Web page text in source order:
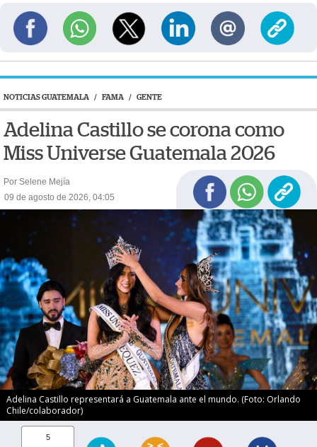
NOTICIAS GUATEMALA / FAMA / GENTE
Adelina Castillo se corona como
Miss Universe Guatemala 2026
Por Selene Mejía
09 de agosto de 2026, 04:05
Adelina Castillo representará a Guatemala ante el mundo. (Foto: Orlando
Chile/colaborador)
5